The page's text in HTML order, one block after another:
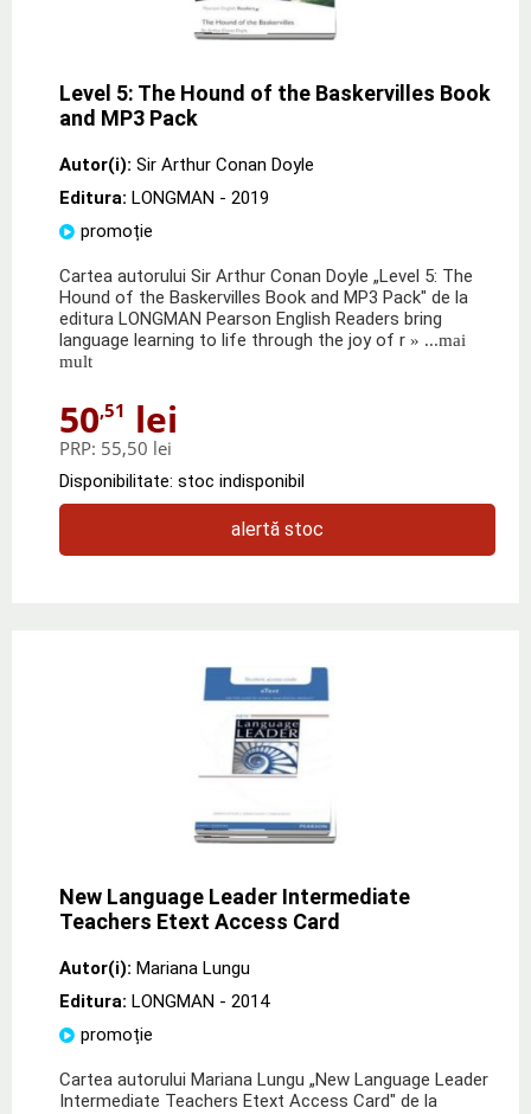
Level 5: The Hound of the Baskervilles Book
and MP3 Pack
Autor(i): Sir Arthur Conan Doyle
Editura: LONGMAN - 2019
promoție
Cartea autorului Sir Arthur Conan Doyle „Level 5: The
Hound of the Baskervilles Book and MP3 Pack" de la
editura LONGMAN Pearson English Readers bring
language learning to life through the joy of r » ...mai
mult
50,51 lei
PRP: 55,50 lei
Disponibilitate: stoc indisponibil
alertă stoc
New Language Leader Intermediate
Teachers Etext Access Card
Autor(i): Mariana Lungu
Editura: LONGMAN - 2014
promoție
Cartea autorului Mariana Lungu „New Language Leader
Intermediate Teachers Etext Access Card" de la